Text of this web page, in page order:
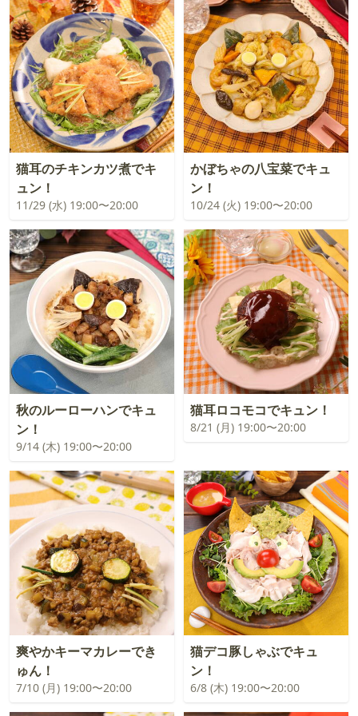
猫耳のチキンカツ煮でキ
ュン！
11/29 (水) 19:00〜20:00
かぼちゃの八宝菜でキュ
ン！
10/24 (火) 19:00〜20:00
秋のルーローハンでキュ
ン！
9/14 (木) 19:00〜20:00
猫耳ロコモコでキュン！
8/21 (月) 19:00〜20:00
爽やかキーマカレーでき
ゅん！
7/10 (月) 19:00〜20:00
猫デコ豚しゃぶでキュ
ン！
6/8 (木) 19:00〜20:00